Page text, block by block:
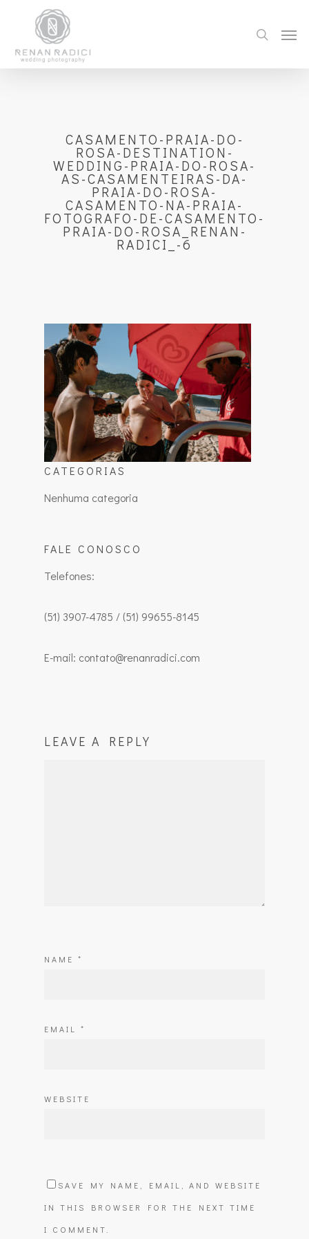
CASAMENTO-PRAIA-DO-
ROSA-DESTINATION-
WEDDING-PRAIA-DO-ROSA-
AS-CASAMENTEIRAS-DA-
PRAIA-DO-ROSA-
CASAMENTO-NA-PRAIA-
FOTOGRAFO-DE-CASAMENTO-
PRAIA-DO-ROSA_RENAN-
RADICI_-6
CATEGORIAS
Nenhuma categoria
FALE CONOSCO
Telefones:
(51) 3907-4785 / (51) 99655-8145
E-mail: contato@renanradici.com
LEAVE A REPLY
NAME *
EMAIL *
WEBSITE
SAVE MY NAME, EMAIL, AND WEBSITE
IN THIS BROWSER FOR THE NEXT TIME
I COMMENT.